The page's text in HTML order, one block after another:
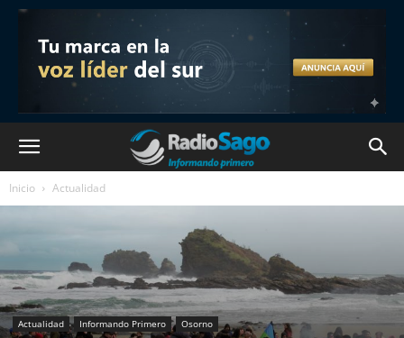
Inicio Actualidad
Actualidad Informando Primero Osorno